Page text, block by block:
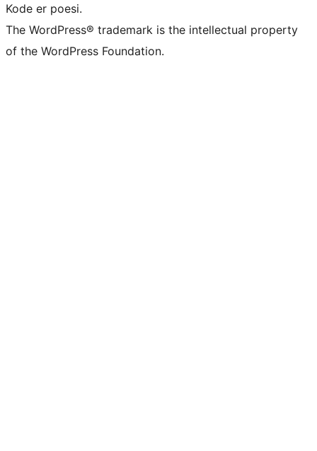
Kode er poesi.
The WordPress® trademark is the intellectual property
of the WordPress Foundation.